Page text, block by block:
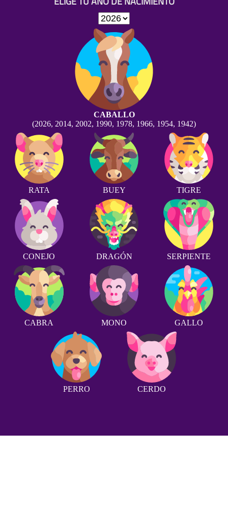
CABALLO
(2026, 2014, 2002, 1990, 1978, 1966, 1954, 1942)
RATA BUEY TIGRE
CONEJO DRAGÓN SERPIENTE
CABRA MONO GALLO
PERRO CERDO